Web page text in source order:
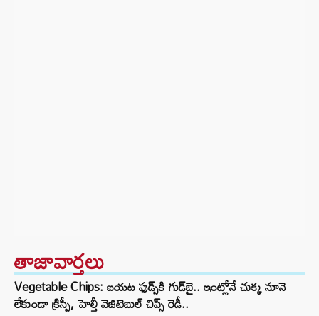
తాజావార్తలు
Vegetable Chips: బయట ఫుడ్స్‌కి గుడ్‌బై.. ఇంట్లోనే చుక్క నూనె
లేకుండా క్రిస్పీ, హెల్తీ వెజిటెబుల్ చిప్స్ రెడీ..